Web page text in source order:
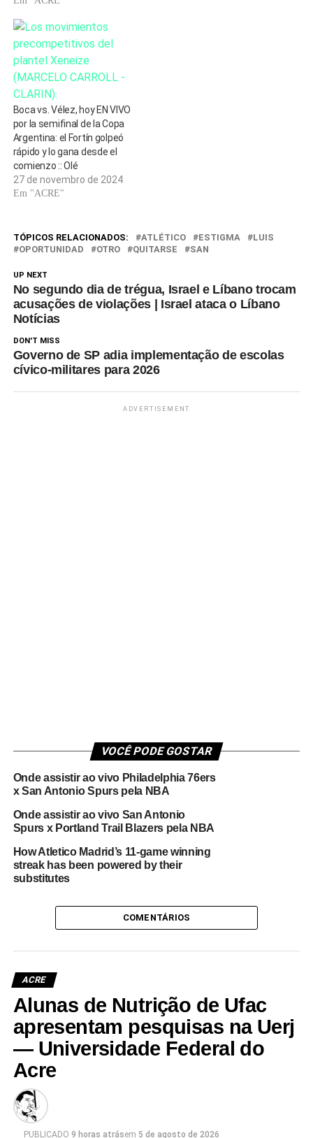
Boca vs. Vélez, hoy EN VIVO
por la semifinal de la Copa
Argentina: el Fortín golpeó
rápido y lo gana desde el
comienzo :: Olé
27 de novembro de 2024
Em "ACRE"
TÓPICOS RELACIONADOS: ATLÉTICO ESTIGMA
LUIS
OPORTUNIDAD
OTRO QUITARSE SAN
UP NEXT
No segundo dia de trégua, Israel e Líbano trocam
acusações de violações | Israel ataca o Líbano
Notícias
DON'T MISS
Governo de SP adia implementação de escolas
cívico-militares para 2026
ADVERTISEMENT
VOCÊ PODE GOSTAR
Onde assistir ao vivo Philadelphia 76ers
x San Antonio Spurs pela NBA
Onde assistir ao vivo San Antonio
Spurs x Portland Trail Blazers pela NBA
How Atletico Madrid’s 11-game winning
streak has been powered by their
substitutes
COMENTÁRIOS
ACRE
Alunas de Nutrição de Ufac
apresentam pesquisas na Uerj
— Universidade Federal do
Acre
PUBLICADO 9 horas atrásem 5 de agosto de 2026